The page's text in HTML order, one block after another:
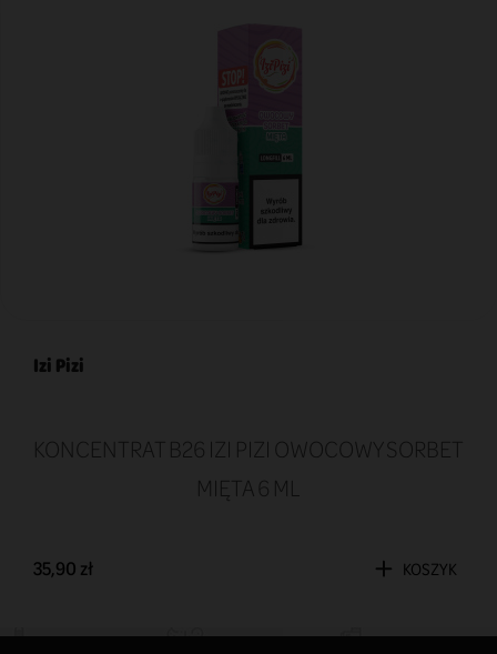
Izi Pizi
KONCENTRAT B26 IZI PIZI OWOCOWY SORBET
MIĘTA 6 ML
35,90 zł KOSZYK